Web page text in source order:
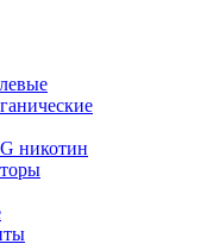
никотин